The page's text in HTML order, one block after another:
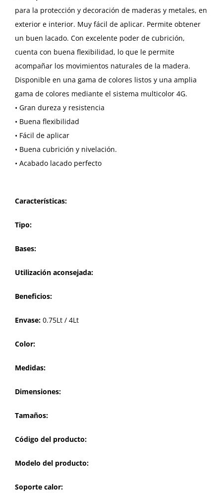
para la protección y decoración de maderas y metales, en
exterior e interior. Muy fácil de aplicar. Permite obtener
un buen lacado. Con excelente poder de cubrición,
cuenta con buena flexibilidad, lo que le permite
acompañar los movimientos naturales de la madera.
Disponible en una gama de colores listos y una amplia
gama de colores mediante el sistema multicolor 4G.
• Gran dureza y resistencia
• Buena flexibilidad
• Fácil de aplicar
• Buena cubrición y nivelación.
• Acabado lacado perfecto
Características:
Tipo:
Bases:
Utilización aconsejada:
Beneficios:
Envase: 0.75Lt / 4Lt
Color:
Medidas:
Dimensiones:
Tamaños:
Código del producto:
Modelo del producto:
Soporte calor: